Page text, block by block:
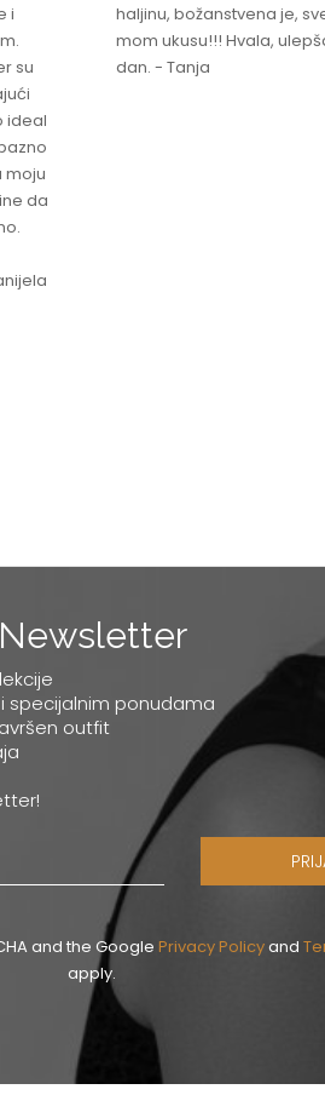
i
su
ideal
moju
da
haljinu, božanstvena je,
mom ukusu!!! Hvala,
dan. - Tanja
specijalnim ponudama
outfit
and the Google Privacy Policyand
apply.